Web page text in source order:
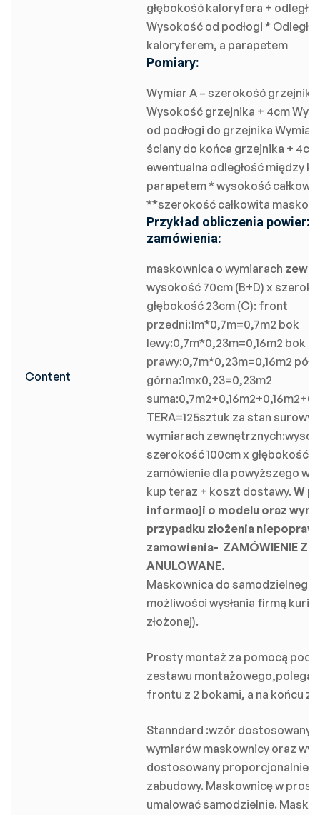
Content
głębokość kaloryfera +
Wysokość od podłogi *
kaloryferem, a parapetem
Pomiary:
Wymiar A – szerokość grzejnika
Wysokość grzejnika + 4cm
od podłogi do grzejnika Wymiar
ściany do końca grzejnika +
ewentualna odległość między
parapetem * wysokość
**szerokość całkowita
Przykład obliczenia
zamówienia:
maskownica o wymiarach
wysokość 70cm (B+D) x
głębokość 23cm (C): front
przedni:1m*0,7m=0,7m2 bok
lewy:0,7m*0,23m=0,16m2 bok
prawy:0,7m*0,23m=0,16m2
górna:1mx0,23=0,23m2
TERA=125sztuk za stan surowy
wymiarach
szerokość 100cm x głębokość
zamówienie dla powyższego
kup teraz + koszt dostawy. W
informacji o modelu oraz
przypadku złożenia
zamowienia- ZAMÓWIENIE
ANULOWANE.
Maskownica do samodzielnego
możliwości wysłania firmą
złożonej).
Prosty montaż za pomocą
zestawu
frontu z 2 bokami, a na końcu z
Stanndard :wzór dostosowany
wymiarów maskownicy oraz
dostosowany proporcjonalnie
zabudowy. Maskownicę w
umalować samodzielnie.